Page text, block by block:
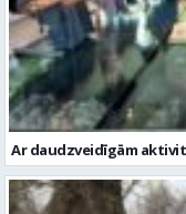
Ar daudzveidīgām